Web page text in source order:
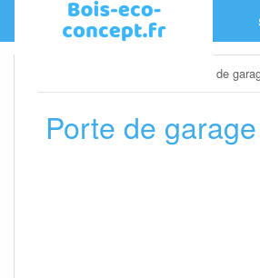
Porte de
Porte de